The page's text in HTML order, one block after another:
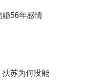
婚56年感情
扶苏为何没能